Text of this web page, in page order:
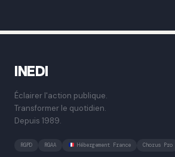
INEDI
Éclairer l'action publique.
Transformer le quotidien.
Depuis 1989.
RGPD RGAA Hébergement France Chorus Pro